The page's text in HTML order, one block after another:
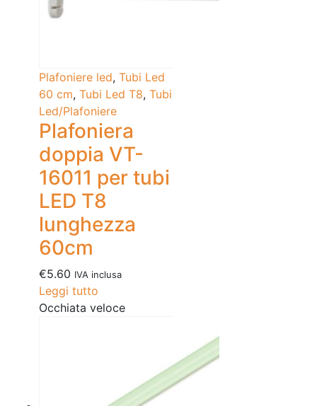
Plafoniere led, Tubi Led
60 cm, Tubi Led T8, Tubi
Led/Plafoniere
Plafoniera
doppia VT-
16011 per tubi
LED T8
lunghezza
60cm
€5.60 IVA inclusa
Leggi tutto
Occhiata veloce